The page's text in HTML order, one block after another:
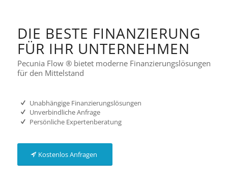
DIE BESTE FINANZIERUNG
FÜR IHR UNTERNEHMEN
Pecunia Flow ® bietet moderne Finanzierungslösungen
für den Mittelstand
Unabhängige Finanzierungslösungen
Unverbindliche Anfrage
Persönliche Expertenberatung
Kostenlos Anfragen